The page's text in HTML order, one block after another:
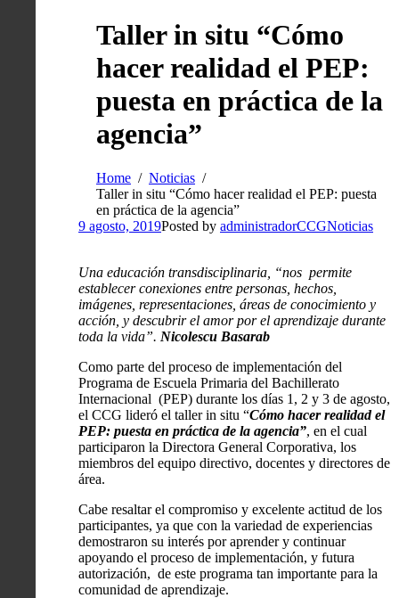
Taller in situ “Cómo
hacer realidad el PEP:
puesta en práctica de la
agencia”
Home
Noticias
Taller in situ “Cómo hacer realidad el PEP: puesta
en práctica de la agencia”
9 agosto, 2019Posted by administradorCCGNoticias
Una educación transdisciplinaria, “nos permite
establecer conexiones entre personas, hechos,
imágenes, representaciones, áreas de conocimiento y
acción, y descubrir el amor por el aprendizaje durante
toda la vida”. Nicolescu Basarab
Como parte del proceso de implementación del
Programa de Escuela Primaria del Bachillerato
Internacional (PEP) durante los días 1, 2 y 3 de agosto,
el CCG lideró el taller in situ “Cómo hacer realidad el
PEP: puesta en práctica de la agencia”, en el cual
participaron la Directora General Corporativa, los
miembros del equipo directivo, docentes y directores de
área.
Cabe resaltar el compromiso y excelente actitud de los
participantes, ya que con la variedad de experiencias
demostraron su interés por aprender y continuar
apoyando el proceso de implementación, y futura
autorización, de este programa tan importante para la
comunidad de aprendizaje.